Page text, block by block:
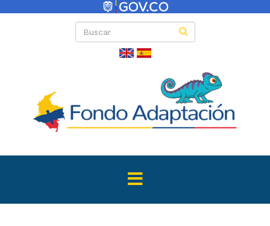
Directas